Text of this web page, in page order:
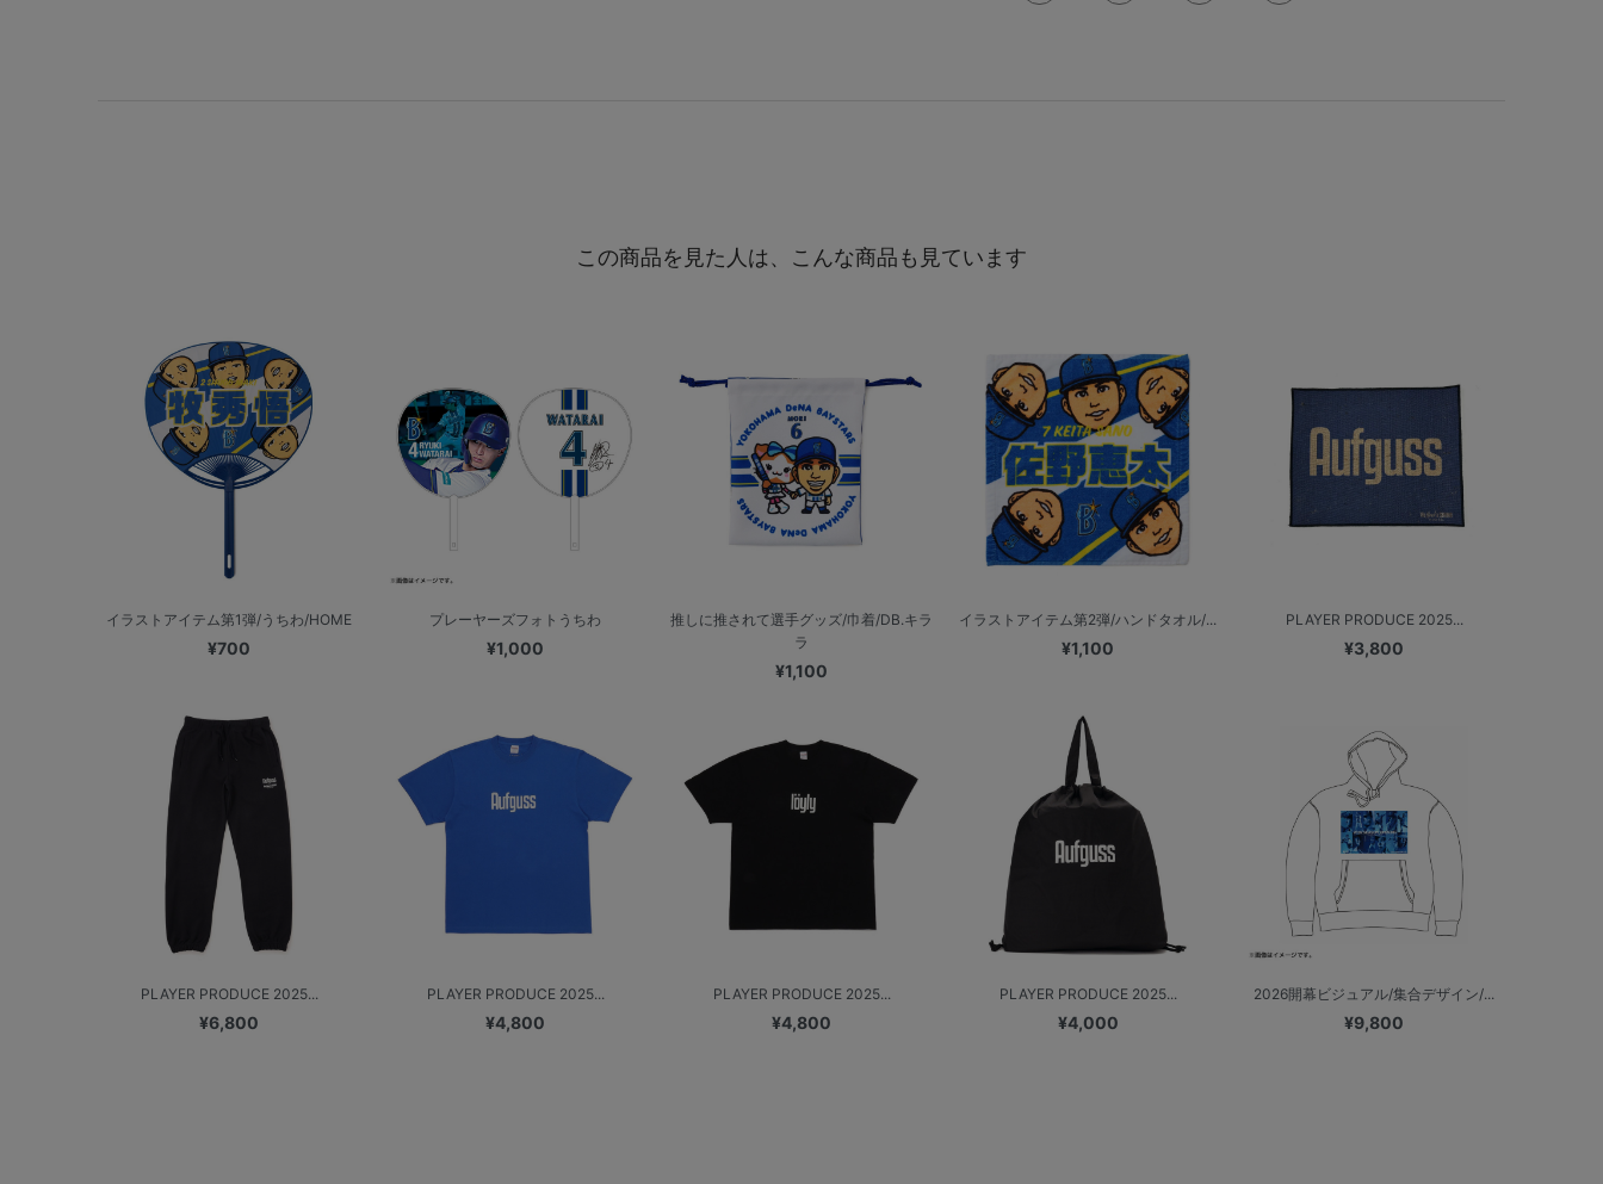
この商品を見た人は、こんな商品も見ています
イラストアイテム第1弾/うちわ/HOME
¥700
プレーヤーズフォトうちわ
¥1,000
推しに推されて選手グッズ/巾着/DB.キラ
ラ
¥1,100
イラストアイテム第2弾/ハンドタオル/...
¥1,100
PLAYER PRODUCE 2025...
¥3,800
PLAYER PRODUCE 2025...
¥6,800
PLAYER PRODUCE 2025...
¥4,800
PLAYER PRODUCE 2025...
¥4,800
PLAYER PRODUCE 2025...
¥4,000
2026開幕ビジュアル/集合デザイン/...
¥9,800